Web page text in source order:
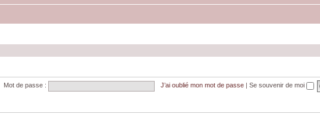
Mot de passe : J’ai oublié mon mot de passe Se souvenir de moi